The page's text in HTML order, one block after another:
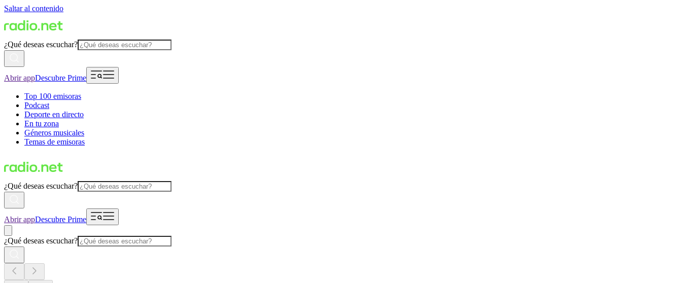
Saltar al contenido
¿Qué deseas escuchar?
Abrir appDescubre Prime
Top 100 emisoras
Podcast
Deporte en directo
En tu zona
Géneros musicales
Temas de emisoras
¿Qué deseas escuchar?
Abrir appDescubre Prime
¿Qué deseas escuchar?